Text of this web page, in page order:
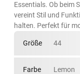
Essentials. Ob beim
vereint Stil und
halten. Perfekt für
Größe 44
Farbe Lemon